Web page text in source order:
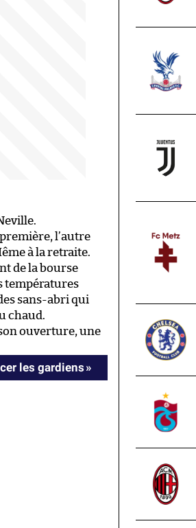
l’autre
à la retraite.
de la bourse
températures
sans-abri qui
chaud.
ouverture, une
les gardiens »